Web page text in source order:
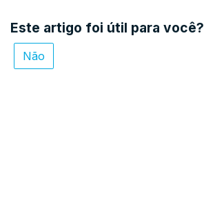
Este artigo foi útil para você?
Não